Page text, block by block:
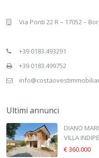
Via Ponti 22 R – 17052 –
+39 0183.493291
+39 0183.499752
Ultimi annunci
DIANO
VILLA
€ 360.000